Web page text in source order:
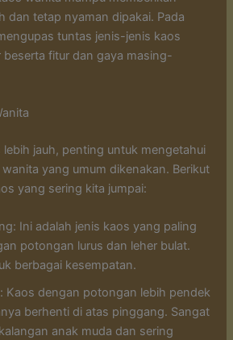
dan tetap nyaman dipakai. Pada
tuntas jenis-jenis kaos
fitur dan gaya masing-
lebih jauh, penting untuk mengetahui
yang umum dikenakan. Berikut
yang sering kita jumpai:
Ini adalah jenis kaos yang paling
potongan lurus dan leher bulat.
berbagai kesempatan.
Kaos dengan potongan lebih pendek
berhenti di atas pinggang. Sangat
anak muda dan sering